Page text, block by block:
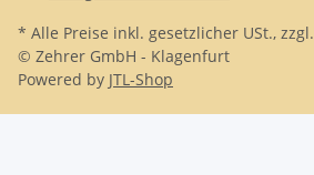
* Alle Preise inkl. gesetzlicher USt., zzgl.
© Zehrer GmbH - Klagenfurt
Powered by JTL-Shop